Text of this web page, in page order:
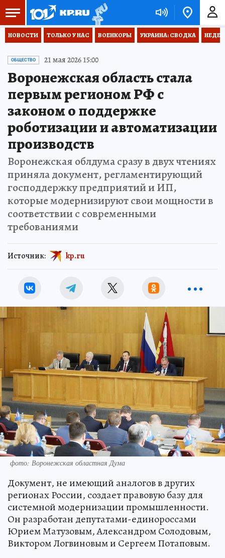
НОВОСТИ ТОЛЬКО У НАС ВОЕНКОРЫ УКРАИНА: СВОДКА
ОБЩЕСТВО 21 мая 2026 15:00
Воронежская область стала
первым регионом РФ с
законом о поддержке
роботизации и автоматизации
производств
Воронежская облдума сразу в двух чтениях
приняла документ, регламентирующий
господдержку предприятий и ИП,
которые модернизируют свои мощности в
соответствии с современными
требованиями
Источник: kp.ru
фото: Воронежская областная Дума
Документ, не имеющий аналогов в других
регионах России, создает правовую базу для
системной модернизации промышленности.
Он разработан депутатами-единороссами
Юрием Матузовым, Александром Солодовым,
Виктором Логвиновым и Сергеем Потаповым.